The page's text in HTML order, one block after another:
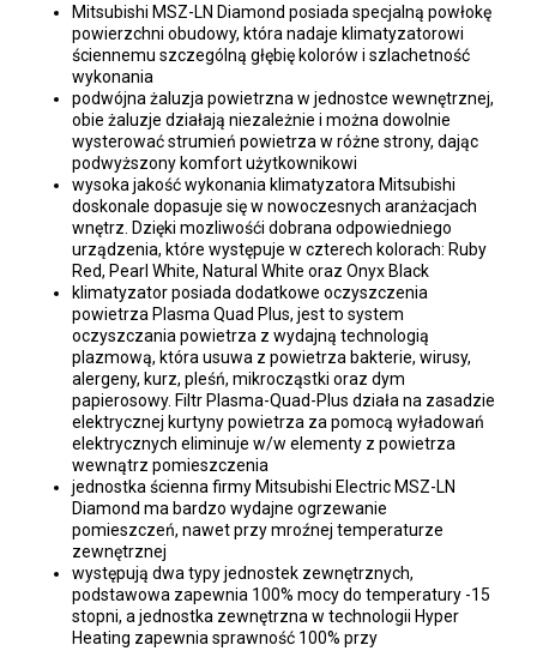
Mitsubishi MSZ-LN Diamond posiada specjalną powłokę
powierzchni obudowy, która nadaje klimatyzatorowi
ściennemu szczególną głębię kolorów i szlachetność
wykonania
podwójna żaluzja powietrzna w jednostce wewnętrznej,
obie żaluzje działają niezależnie i można dowolnie
wysterować strumień powietrza w różne strony, dając
podwyższony komfort użytkownikowi
wysoka jakość wykonania klimatyzatora Mitsubishi
doskonale dopasuje się w nowoczesnych aranżacjach
wnętrz. Dzięki mozliwośći dobrana odpowiedniego
urządzenia, które występuje w czterech kolorach: Ruby
Red, Pearl White, Natural White oraz Onyx Black
klimatyzator posiada dodatkowe oczyszczenia
powietrza Plasma Quad Plus, jest to system
oczyszczania powietrza z wydajną technologią
plazmową, która usuwa z powietrza bakterie, wirusy,
alergeny, kurz, pleśń, mikrocząstki oraz dym
papierosowy. Filtr Plasma-Quad-Plus działa na zasadzie
elektrycznej kurtyny powietrza za pomocą wyładowań
elektrycznych eliminuje w/w elementy z powietrza
wewnątrz pomieszczenia
jednostka ścienna firmy Mitsubishi Electric MSZ-LN
Diamond ma bardzo wydajne ogrzewanie
pomieszczeń, nawet przy mroźnej temperaturze
zewnętrznej
występują dwa typy jednostek zewnętrznych,
podstawowa zapewnia 100% mocy do temperatury -15
stopni, a jednostka zewnętrzna w technologii Hyper
Heating zapewnia sprawność 100% przy